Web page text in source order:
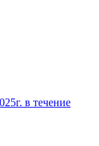
в течение